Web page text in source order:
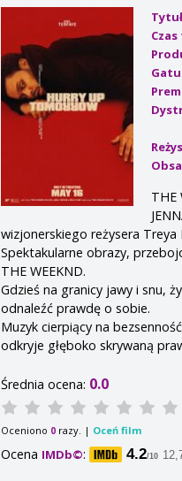
THE
wizjonerskiego reżysera Treya
Spektakularne obrazy,
THE WEEKND.
Gdzieś na granicy jawy i snu,
odnaleźć prawdę o sobie.
Muzyk cierpiący na
odkryje głęboko skrywaną
Średnia ocena: 0.0
Oceniono 0 razy. | Oceń film
Ocena IMDb©: 4.2/10